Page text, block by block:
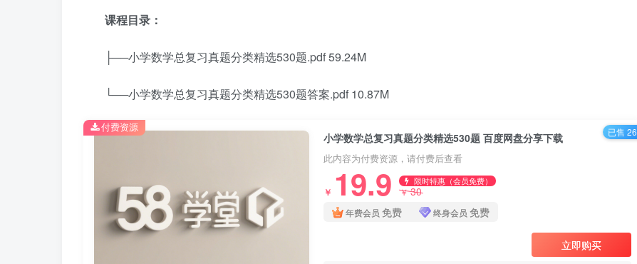
课程目录：
├──小学数学总复习真题分类精选530题.pdf 59.24M
└──小学数学总复习真题分类精选530题答案.pdf 10.87M
小学数学总复习真题分类精选530题 百度网盘分享下载
此内容为付费资源，请付费后查看
￥ 19.9 限时特惠（会员免费）
￥30
年费会员 免费 终身会员 免费
立即购买
付费资源 已售 26